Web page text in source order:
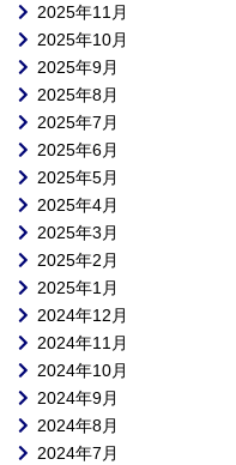
2025年11月
2025年10月
2025年9月
2025年8月
2025年7月
2025年6月
2025年5月
2025年4月
2025年3月
2025年2月
2025年1月
2024年12月
2024年11月
2024年10月
2024年9月
2024年8月
2024年7月